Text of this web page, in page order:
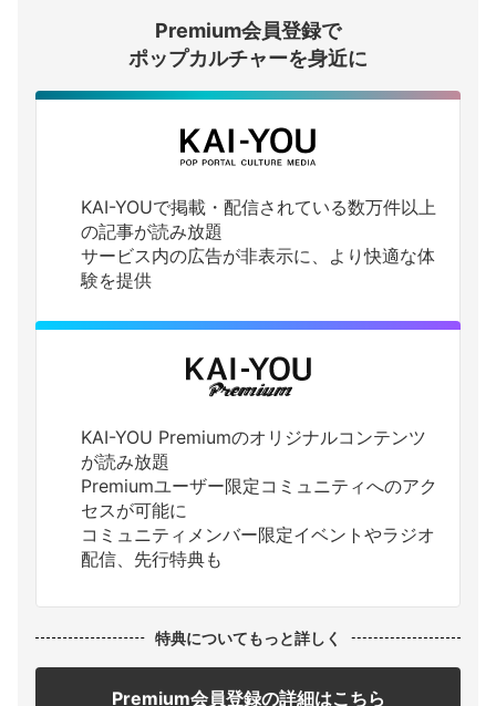
ログインする
Premium会員登録で
ポップカルチャーを身近に
KAI-YOUで掲載・配信されている数万件以上
の記事が読み放題
サービス内の広告が非表示に、より快適な体
験を提供
KAI-YOU Premiumのオリジナルコンテンツ
が読み放題
Premiumユーザー限定コミュニティへのアク
セスが可能に
コミュニティメンバー限定イベントやラジオ
配信、先行特典も
特典についてもっと詳しく
Premium会員登録の詳細はこちら